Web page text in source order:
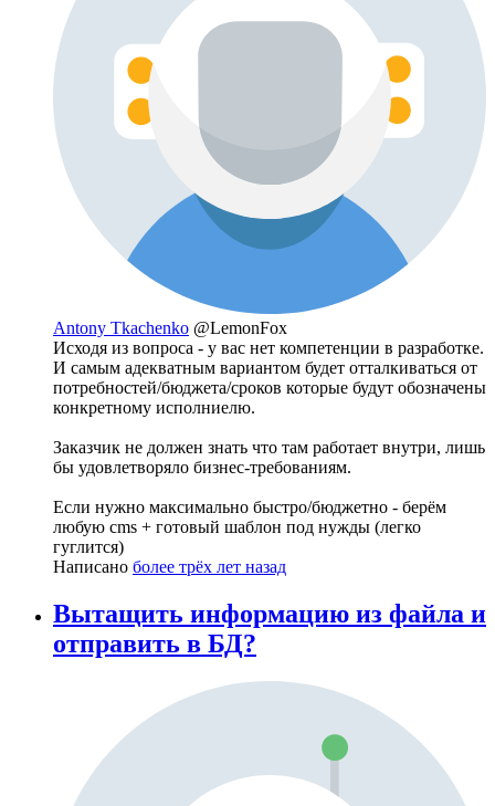
Antony Tkachenko @LemonFox
Исходя из вопроса - у вас нет компетенции в разработке.
И самым адекватным вариантом будет отталкиваться от
потребностей/бюджета/сроков которые будут обозначены
конкретному исполниелю.
Заказчик не должен знать что там работает внутри, лишь
бы удовлетворяло бизнес-требованиям.
Если нужно максимально быстро/бюджетно - берём
любую cms + готовый шаблон под нужды (легко
гуглится)
Написано более трёх лет назад
Вытащить информацию из файла и
отправить в БД?